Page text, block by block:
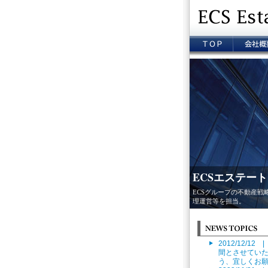
ECSエステート
ECSグループの不動産戦
理運営等を担当。
2012/12/12 |
間とさせてい
う、宜しくお